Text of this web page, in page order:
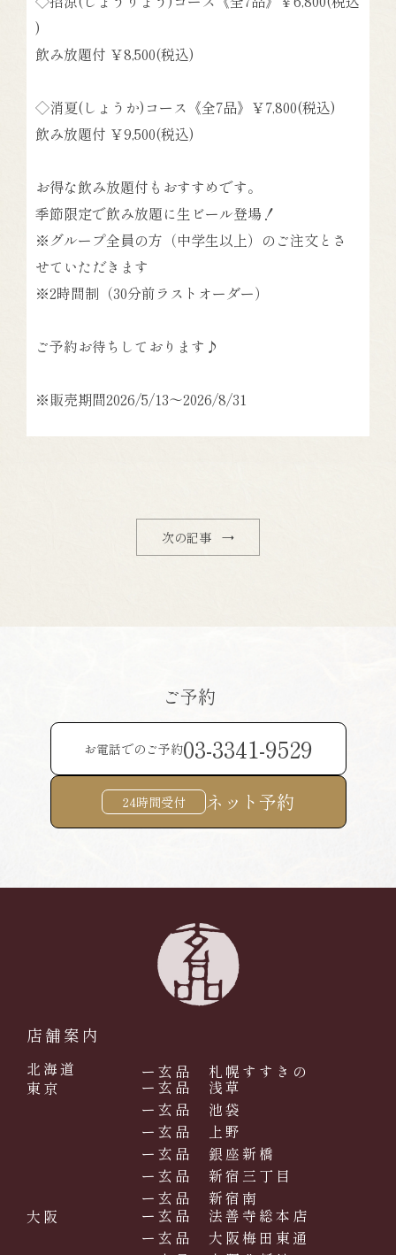
)
飲み放題付 ￥8,500(税込)
◇消夏(しょうか)コース《全7品》￥7,800(税込)
飲み放題付 ￥9,500(税込)
お得な飲み放題付もおすすめです。
季節限定で飲み放題に生ビール登場！
※グループ全員の方（中学生以上）のご注文とさ
せていただきます
※2時間制（30分前ラストオーダー）
ご予約お待ちしております♪
※販売期間2026/5/13～2026/8/31
次の記事 →
ご予約
お電話でのご予約03-3341-9529
24時間受付 ネット予約
店舗案内
北海道 ー玄品 札幌すすきの
東京
ー玄品 浅草
ー玄品 池袋
ー玄品 上野
ー玄品 銀座新橋
ー玄品 新宿三丁目
ー玄品 新宿南
大阪
ー玄品 法善寺総本店
ー玄品 大阪梅田東通